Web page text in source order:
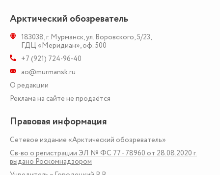
Арктический обозреватель
183038,г. Мурманск,ул. Воровского, 5/23,
ГДЦ «Меридиан», оф. 500
+7 (921) 724-96-40
ao@murmansk.ru
О редакции
Реклама на сайте не продаётся
Правовая информация
Сетевое издание «Арктический обозреватель»
Св-во о регистрации ЭЛ № ФС 77 - 78960 от 28.08.2020 г.
выдано Роскомнадзором